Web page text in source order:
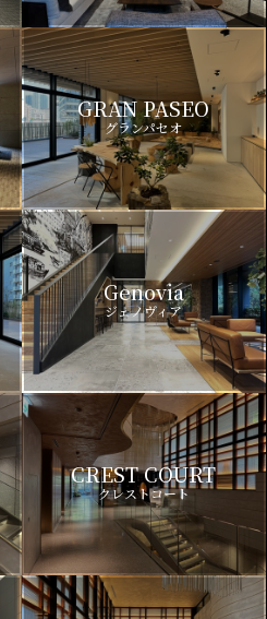
GRAN PASEO
グランパセオ
Genovia
ジェノヴィア
CREST COURT
クレストコート